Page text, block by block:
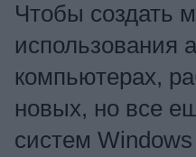
Чтобы создать
использования
компьютерах,
новых, но все
систем